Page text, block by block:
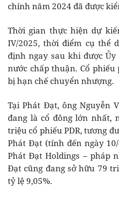
chính năm 2024 đã được
Thời gian thực hiện dự
IV/2025, thời điểm cụ thể
định ngay sau khi được
nước chấp thuận. Cổ
bị hạn chế chuyển nhượng.
Tại Phát Đạt, ông Nguyễn
đang là cổ đông lớn nhất,
triệu cổ phiếu PDR, tương
Phát Đạt (tính đến ngày
Phát Đạt Holdings – pháp
Đạt cũng đang sở hữu 79
tỷ lệ 9,05%.